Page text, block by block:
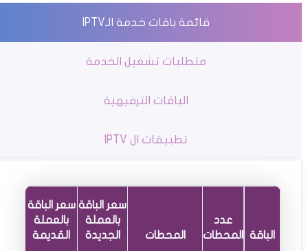
قائمة باقات خدمة الـIPTV
متطلبات تشغيل الخدمة
الباقات الترفيهية
تطبيقات ال IPTV
الباقة
عدد
المحطات
المحطات
سعر الباقة
بالعملة
الجديدة
سعر الباقة
بالعملة
القديمة